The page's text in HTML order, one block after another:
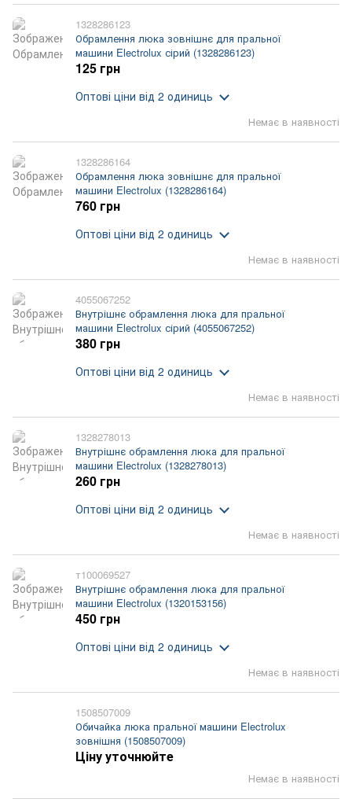
1328286123
Обрамлення люка зовнішнє для пральної
машини Electrolux сірий (1328286123)
Немає в наявності
125 грн
Оптові ціни від 2 одиниць
1328286164
Обрамлення люка зовнішнє для пральної
машини Electrolux (1328286164)
Немає в наявності
760 грн
Оптові ціни від 2 одиниць
4055067252
Внутрішнє обрамлення люка для пральної
машини Electrolux сірий (4055067252)
Немає в наявності
380 грн
Оптові ціни від 2 одиниць
1328278013
Внутрішнє обрамлення люка для пральної
машини Electrolux (1328278013)
Немає в наявності
260 грн
Оптові ціни від 2 одиниць
т100069527
Внутрішнє обрамлення люка для пральної
машини Electrolux (1320153156)
Немає в наявності
450 грн
Оптові ціни від 2 одиниць
1508507009
Обичайка люка пральної машини Electrolux
зовнішня (1508507009)
Немає в наявності
Ціну уточнюйте